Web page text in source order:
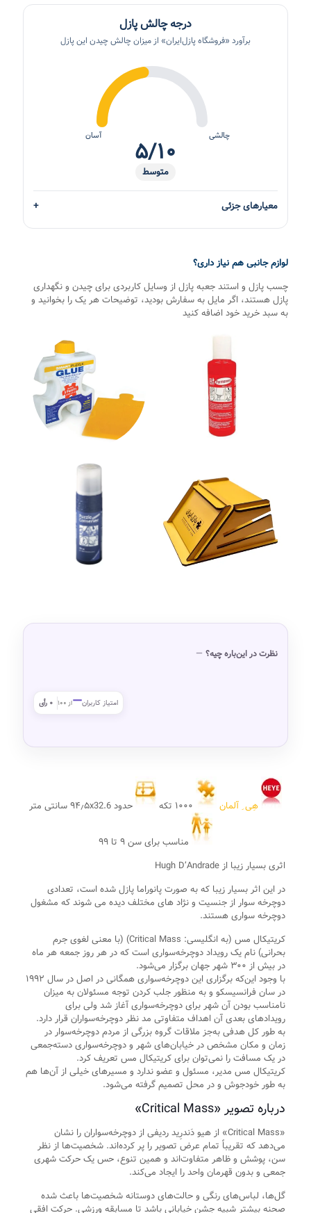
درجه چالش پازل
برآورد «فروشگاه پازل‌ایران» از میزان چالش چیدن این پازل
آسان چالشی
۵/۱۰
متوسط
معیارهای جزئی
لوازم جانبی هم نیاز داری؟
چسب پازل و استند جعبه پازل از وسایل کاربردی برای چیدن و نگهداری
پازل هستند، اگر مایل به سفارش بودید، توضیحات هر یک را بخوانید و
به سبد خرید خود اضافه کنید
نظرت در این‌باره چیه؟
امتیاز کاربران—از ۱۰۰ ۰ رأی
هِی ِ آلمان حدود ۹۴٫۵x32.6 سانتی متر
مناسب برای سن ۹ تا ۹۹
اثری بسیار زیبا از Hugh D’Andrade
در این اثر بسیار زیبا که به صورت پانوراما پازل شده است، تعدادی
دوچرخه سوار از جنسیت و نژاد های مختلف دیده می شوند که مشغول
دوچرخه سواری هستند.
کریتیکال مس (به انگلیسی: Critical Mass) (با معنی لغوی جرم
بحرانی) نام یک رویداد دوچرخه‌سواری است که در هر روز جمعه هر ماه
در بیش از ۳۰۰ شهر جهان برگزار می‌شود.
با وجود این‌که برگزاری این دوچرخه‌سواری همگانی در اصل در سال ۱۹۹۲
در سان فرانسیسکو و به منظور جلب کردن توجه مسئولان به میزان
نامناسب بودن آن شهر برای دوچرخه‌سواری آغاز شد ولی برای
رویدادهای بعدی آن اهداف متفاوتی مد نظر دوچرخه‌سواران قرار دارد.
به طور کل هدفی به‌جز ملاقات گروه بزرگی از مردم دوچرخه‌سوار در
زمان و مکان مشخص در خیابان‌های شهر و دوچرخه‌سواری دسته‌جمعی
در یک مسافت را نمی‌توان برای کریتیکال مس تعریف کرد.
کریتیکال مس مدیر، مسئول و عضو ندارد و مسیرهای خیلی از آن‌ها هم
به طور خودجوش و در محل تصمیم گرفته می‌شود.
درباره تصویر «Critical Mass»
«Critical Mass» از هیو دَندرِید ردیفی از دوچرخه‌سواران را نشان
می‌دهد که تقریباً تمام عرض تصویر را پر کرده‌اند. شخصیت‌ها از نظر
سن، پوشش و ظاهر متفاوت‌اند و همین تنوع، حس یک حرکت شهری
جمعی و بدون قهرمان واحد را ایجاد می‌کند.
گل‌ها، لباس‌های رنگی و حالت‌های دوستانه شخصیت‌ها باعث شده
صحنه بیشتر شبیه جشن خیابانی باشد تا مسابقه ورزشی. حرکت افقی